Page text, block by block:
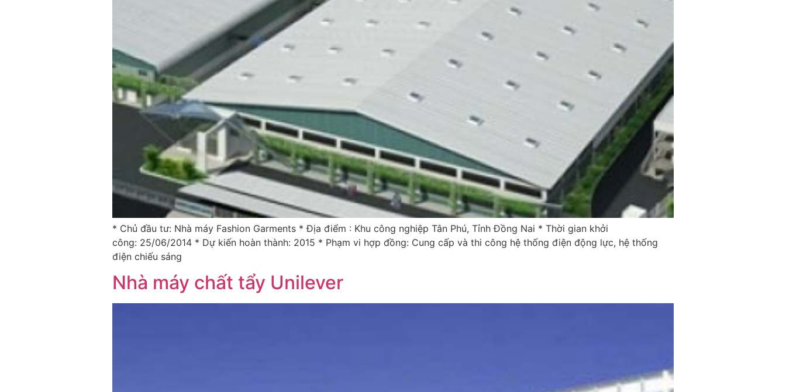
* Chủ đầu tư: Nhà máy Fashion Garments * Địa điểm : Khu công nghiệp Tân Phú, Tỉnh Đồng Nai * Thời gian khởi
công: 25/06/2014 * Dự kiến hoàn thành: 2015 * Phạm vi hợp đồng: Cung cấp và thi công hệ thống điện động lực, hệ thống
điện chiếu sáng
Nhà máy chất tẩy Unilever